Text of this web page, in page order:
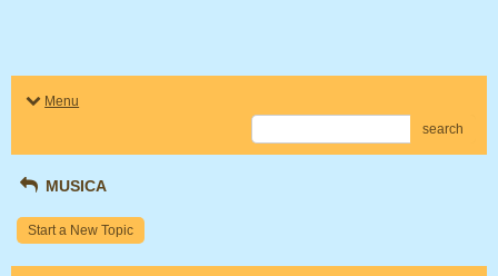
Menu
search
MUSICA
Start a New Topic